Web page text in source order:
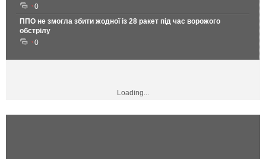
0
ППО не змогла збити жодної із 28 ракет під час ворожого
обстрілу
0
Loading...